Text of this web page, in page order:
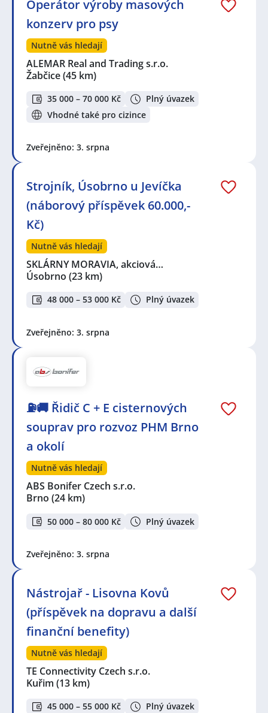
Operátor výroby masových
konzerv pro psy
Nutně vás hledají
ALEMAR Real and Trading s.r.o.
Žabčice(45 km)
35 000 – 70 000 Kč
Plný úvazek
Vhodné také pro cizince
Zveřejněno: 3. srpna
Strojník, Úsobrno u Jevíčka
(náborový příspěvek 60.000,-
Kč)
Nutně vás hledají
SKLÁRNY MORAVIA, akciová…
Úsobrno (23 km)
48 000 – 53 000 Kč Plný úvazek
Zveřejněno: 3. srpna
⛽🚚 Řidič C + E cisternových
souprav pro rozvoz PHM Brno
a okolí
Nutně vás hledají
ABS Bonifer Czech s.r.o.
Brno (24 km)
50 000 – 80 000 Kč Plný úvazek
Zveřejněno: 3. srpna
Nástrojař - Lisovna Kovů
(příspěvek na dopravu a další
finanční benefity)
Nutně vás hledají
TE Connectivity Czech s.r.o.
Kuřim (13 km)
45 000 – 55 000 Kč
Plný úvazek